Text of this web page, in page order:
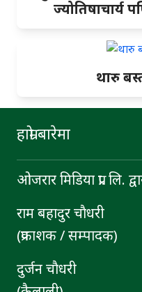
ज्योतिषाचार्य
थारु
हाम्रो बारेमा
ओजरार मिडिया प्रा. लि.
राम बहादुर चाैधरी
(प्रकाशक / सम्पादक)
दुर्जन चाैधरी